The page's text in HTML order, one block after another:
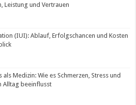
Leistung und Vertrauen
(IUI): Ablauf, Erfolgschancen und Kosten
als Medizin: Wie es Schmerzen, Stress und
Alltag beeinflusst